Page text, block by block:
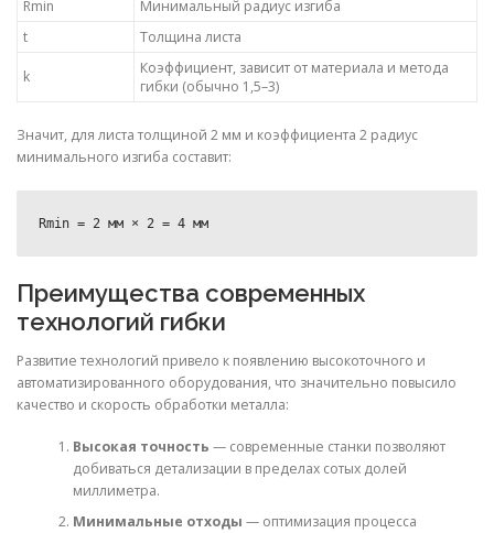
Rmin
Минимальный радиус изгиба
t
Толщина листа
k
Коэффициент, зависит от материала и метода
гибки (обычно 1,5–3)
Значит, для листа толщиной 2 мм и коэффициента 2 радиус
минимального изгиба составит:
Преимущества современных
технологий гибки
Развитие технологий привело к появлению высокоточного и
автоматизированного оборудования, что значительно повысило
качество и скорость обработки металла:
Высокая точность — современные станки позволяют
добиваться детализации в пределах сотых долей
миллиметра.
Минимальные отходы — оптимизация процесса